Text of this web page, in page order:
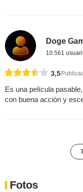
Doge
10.561
3,5
Es una película
con buena acción y
Fotos